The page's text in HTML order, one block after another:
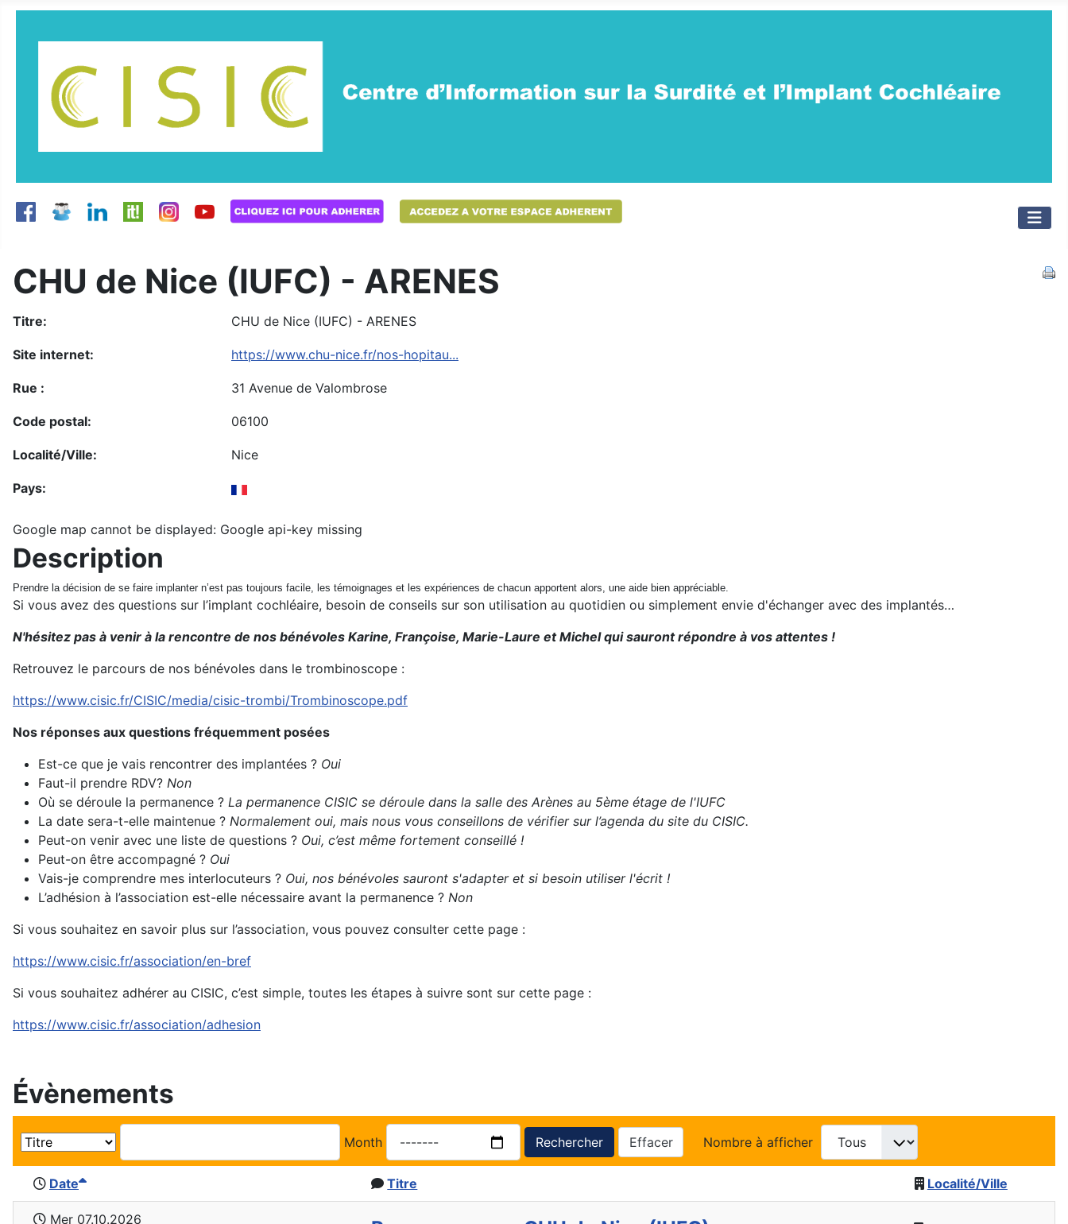
CHU de Nice (IUFC) - ARENES
Titre: CHU de Nice (IUFC) - ARENES
Site internet: https://www.chu-nice.fr/nos-hopitau...
Rue : 31 Avenue de Valombrose
Code postal: 06100
Localité/Ville: Nice
Pays:
Google map cannot be displayed: Google api-key missing
Description
Prendre la décision de se faire implanter n’est pas toujours facile, les témoignages et les expériences de chacun apportent alors, une aide bien appréciable.
Si vous avez des questions sur l’implant cochléaire, besoin de conseils sur son utilisation au quotidien ou simplement envie d'échanger avec des implantés…
N'hésitez pas à venir à la rencontre de nos bénévoles Karine, Françoise, Marie-Laure et Michel qui sauront répondre à vos attentes !
Retrouvez le parcours de nos bénévoles dans le trombinoscope :
https://www.cisic.fr/CISIC/media/cisic-trombi/Trombinoscope.pdf
Nos réponses aux questions fréquemment posées
Est-ce que je vais rencontrer des implantées ? Oui
Faut-il prendre RDV? Non
Où se déroule la permanence ? La permanence CISIC se déroule dans la salle des Arènes au 5ème étage de l'IUFC
La date sera-t-elle maintenue ? Normalement oui, mais nous vous conseillons de vérifier sur l’agenda du site du CISIC.
Peut-on venir avec une liste de questions ? Oui, c’est même fortement conseillé !
Peut-on être accompagné ? Oui
Vais-je comprendre mes interlocuteurs ? Oui, nos bénévoles sauront s'adapter et si besoin utiliser l'écrit !
L’adhésion à l’association est-elle nécessaire avant la permanence ? Non
Si vous souhaitez en savoir plus sur l’association, vous pouvez consulter cette page :
https://www.cisic.fr/association/en-bref
Si vous souhaitez adhérer au CISIC, c’est simple, toutes les étapes à suivre sont sur cette page :
https://www.cisic.fr/association/adhesion
Évènements
Month Rechercher Effacer Nombre à afficher
Date Titre Localité/Ville
Mer 07.10.2026